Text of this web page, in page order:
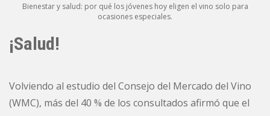
Bienestar y salud: por qué los jóvenes hoy eligen el vino solo para
ocasiones especiales.
¡Salud!
Volviendo al estudio del Consejo del Mercado del Vino
(WMC), más del 40 % de los consultados afirmó que el